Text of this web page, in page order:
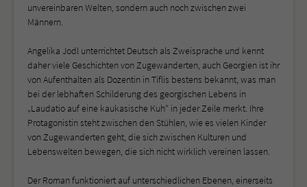
unvereinbaren Welten, sondern auch noch zwischen zwei
Männern.
Angelika Jodl unterrichtet Deutsch als Zweisprache und kennt
daher viele Geschichten von Zugewanderten, auch Georgien ist ihr
von Aufenthalten als Dozentin in Tiflis bestens bekannt, was man
bei der lebhaften Schilderung des georgischen Lebens in
„Laudatio auf eine kaukasische Kuh“ in jeder Zeile merkt. Ihre
Protagonistin steht zwischen den Stühlen, wie es vielen Kinder
von Zugewanderten geht, die sich zwischen Kulturen und
Lebenswelten bewegen, die sich nicht wirklich vereinen lassen.
Der Roman funktioniert auf unterschiedlichen Ebenen, einerseits